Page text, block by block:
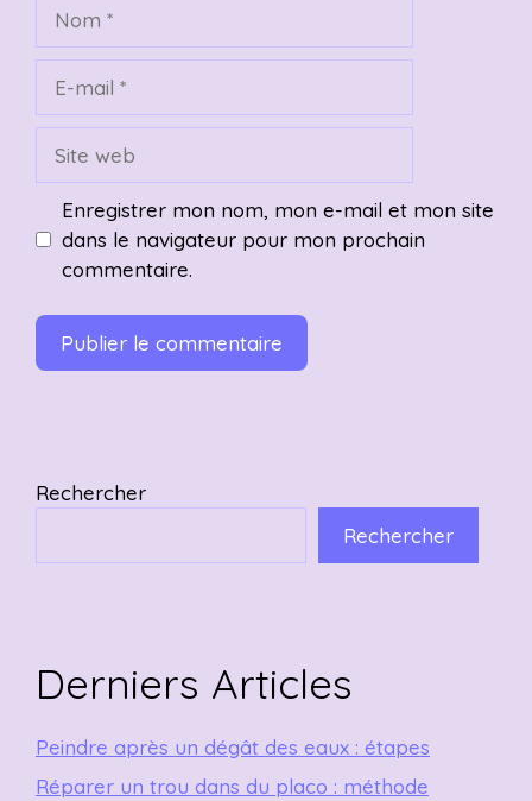
mail
web
Enregistrer mon nom, mon e-mail et mon site
dans le navigateur pour mon prochain
commentaire.
Rechercher
Rechercher
Derniers Articles
Peindre après un dégât des eaux : étapes
Réparer un trou dans du placo : méthode